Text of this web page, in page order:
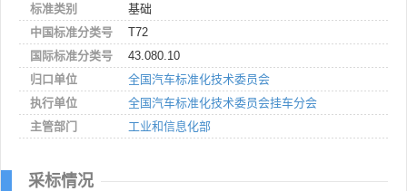
标准类别
基础
中国标准分类号
T72
国际标准分类号
43.080.10
归口单位
全国汽车标准化技术委员会
执行单位
全国汽车标准化技术委员会挂车分会
主管部门
工业和信息化部
采标情况